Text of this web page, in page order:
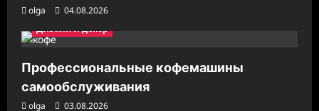
olga
04.08.2026
Дизайн и декор
Профессиональные кофемашины
самообслуживания
olga 03.08.2026